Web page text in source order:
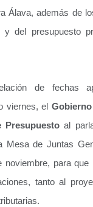
Álava, además de
y del presupuesto
de fechas
viernes, el
al
Mesa de Juntas
noviembre, para que
tanto al